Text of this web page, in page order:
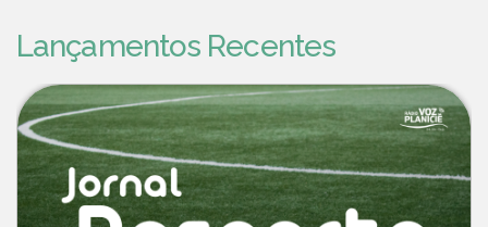
Lançamentos Recentes